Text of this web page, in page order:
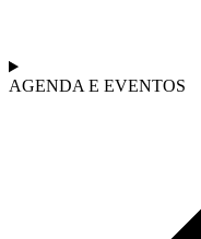
AGENDA E EVENTOS